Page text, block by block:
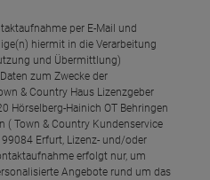
per E-Mail und
hiermit in die Verarbeitung
und Übermittlung)
zum Zwecke der
& Country Haus Lizenzgeber
Hörselberg-Hainich OT Behringen
( Town & Country Kundenservice
Erfurt, Lizenz- und/oder
erfolgt nur, um
Angebote rund um das